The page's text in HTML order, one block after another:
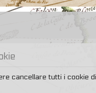
cancellare tutti i cookie